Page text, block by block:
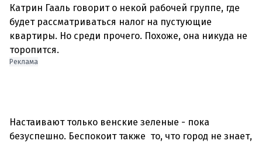
Катрин Гааль говорит о некой рабочей группе, где
будет рассматриваться налог на пустующие
квартиры. Но среди прочего. Похоже, она никуда не
Реклама
Настаивают только венские зеленые - пока
безуспешно. Беспокоит также то, что город не знает,